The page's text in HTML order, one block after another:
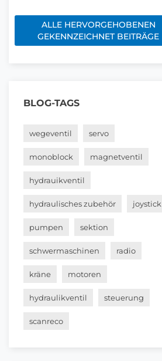
ALLE HERVORGEHOBENEN
GEKENNZEICHNET BEITRÄGE
BLOG-TAGS
wegeventil servo
monoblock magnetventil
hydrauikventil
hydraulisches zubehör joystick
pumpen sektion
schwermaschinen radio
kräne motoren
hydraulikventil steuerung
scanreco